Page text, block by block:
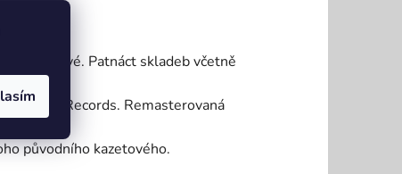
pardálové. Patnáct skladeb včetně
u PHR Records. Remasterovaná
původního kazetového.